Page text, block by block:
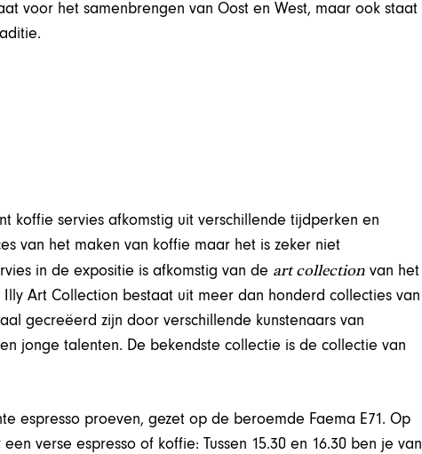
voor het samenbrengen van Oost en West, maar ook staat
koffie servies afkomstig uit verschillende tijdperken en
van het maken van koffie maar het is zeker niet
in de expositie is afkomstig van de art collection van het
Art Collection bestaat uit meer dan honderd collecties van
gecreëerd zijn door verschillende kunstenaars van
jonge talenten. De bekendste collectie is de collectie van
espresso proeven, gezet op de beroemde Faema E71. Op
verse espresso of koffie: Tussen 15.30 en 16.30 ben je van